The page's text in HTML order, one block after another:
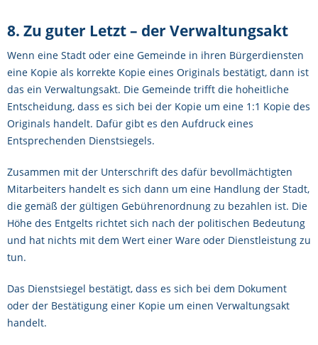
8. Zu guter Letzt – der Verwaltungsakt
Wenn eine Stadt oder eine Gemeinde in ihren Bürgerdiensten
eine Kopie als korrekte Kopie eines Originals bestätigt, dann ist
das ein Verwaltungsakt. Die Gemeinde trifft die hoheitliche
Entscheidung, dass es sich bei der Kopie um eine 1:1 Kopie des
Originals handelt. Dafür gibt es den Aufdruck eines
Entsprechenden Dienstsiegels.
Zusammen mit der Unterschrift des dafür bevollmächtigten
Mitarbeiters handelt es sich dann um eine Handlung der Stadt,
die gemäß der gültigen Gebührenordnung zu bezahlen ist. Die
Höhe des Entgelts richtet sich nach der politischen Bedeutung
und hat nichts mit dem Wert einer Ware oder Dienstleistung zu
tun.
Das Dienstsiegel bestätigt, dass es sich bei dem Dokument
oder der Bestätigung einer Kopie um einen Verwaltungsakt
handelt.